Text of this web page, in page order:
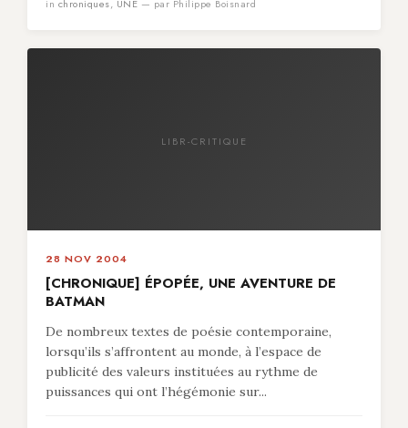
in chroniques, UNE — par Philippe Boisnard
LIBR-CRITIQUE
28 NOV 2004
[CHRONIQUE] ÉPOPÉE, UNE AVENTURE DE
BATMAN
De nombreux textes de poésie contemporaine,
lorsqu’ils s’affrontent au monde, à l’espace de
publicité des valeurs instituées au rythme de
puissances qui ont l’hégémonie sur...